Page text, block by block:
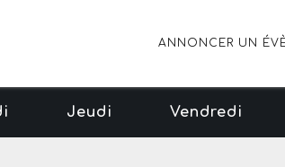
ANNONCER UN
Jeudi Vendredi